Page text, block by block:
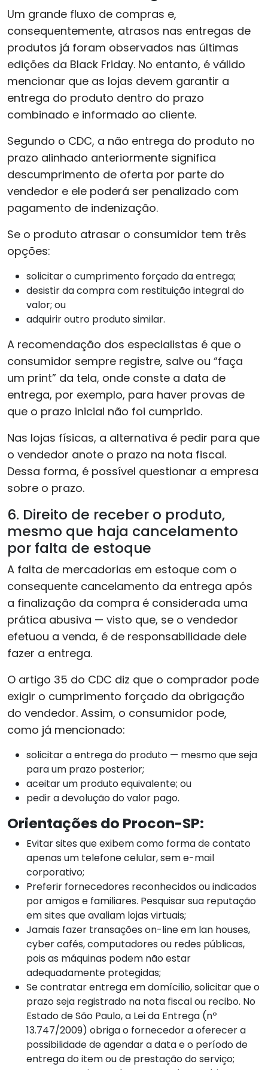
Um grande fluxo de compras e,
consequentemente, atrasos nas entregas de
produtos já foram observados nas últimas
edições da Black Friday. No entanto, é válido
mencionar que as lojas devem garantir a
entrega do produto dentro do prazo
combinado e informado ao cliente.
Segundo o CDC, a não entrega do produto no
prazo alinhado anteriormente significa
descumprimento de oferta por parte do
vendedor e ele poderá ser penalizado com
pagamento de indenização.
Se o produto atrasar o consumidor tem três
opções:
solicitar o cumprimento forçado da entrega;
desistir da compra com restituição integral do
valor; ou
adquirir outro produto similar.
A recomendação dos especialistas é que o
consumidor sempre registre, salve ou “faça
um print” da tela, onde conste a data de
entrega, por exemplo, para haver provas de
que o prazo inicial não foi cumprido.
Nas lojas físicas, a alternativa é pedir para que
o vendedor anote o prazo na nota fiscal.
Dessa forma, é possível questionar a empresa
sobre o prazo.
6. Direito de receber o produto,
mesmo que haja cancelamento
por falta de estoque
A falta de mercadorias em estoque com o
consequente cancelamento da entrega após
a finalização da compra é considerada uma
prática abusiva — visto que, se o vendedor
efetuou a venda, é de responsabilidade dele
fazer a entrega.
O artigo 35 do CDC diz que o comprador pode
exigir o cumprimento forçado da obrigação
do vendedor. Assim, o consumidor pode,
como já mencionado:
solicitar a entrega do produto — mesmo que seja
para um prazo posterior;
aceitar um produto equivalente; ou
pedir a devolução do valor pago.
Orientações do Procon-SP:
Evitar sites que exibem como forma de contato
apenas um telefone celular, sem e-mail
corporativo;
Preferir fornecedores reconhecidos ou indicados
por amigos e familiares. Pesquisar sua reputação
em sites que avaliam lojas virtuais;
Jamais fazer transações on-line em lan houses,
cyber cafés, computadores ou redes públicas,
pois as máquinas podem não estar
adequadamente protegidas;
Se contratar entrega em domícilio, solicitar que o
prazo seja registrado na nota fiscal ou recibo. No
Estado de São Paulo, a Lei da Entrega (nº
13.747/2009) obriga o fornecedor a oferecer a
possibilidade de agendar a data e o período de
entrega do item ou de prestação do serviço;